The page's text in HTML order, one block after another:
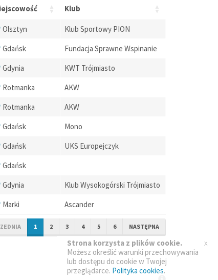
Klub
Olsztyn
Klub Sportowy PION
Gdańsk
Fundacja Sprawne Wspinanie
Gdynia
KWT Trójmiasto
Rotmanka
AKW
Rotmanka
AKW
Gdańsk
Mono
Gdańsk
UKS Europejczyk
Gdańsk
Gdynia
Klub Wysokogórski Trójmiasto
Marki Ascander
1 2 3 4 5 6 NASTĘPNA
Strona korzysta z plików cookie.
Możesz określić warunki przechowywania
lub dostępu do cookie w Twojej
przeglądarce. Polityka cookies.
x